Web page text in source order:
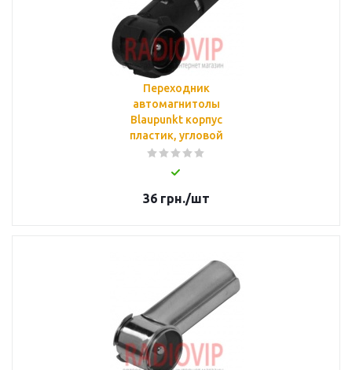
Переходник
автомагнитолы
Blaupunkt корпус
пластик, угловой
36 грн./шт